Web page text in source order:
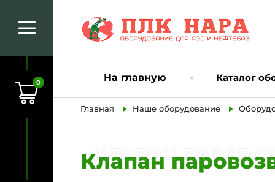
На главную Каталог
0
Главная Наше оборудование
Клапан
Клапан